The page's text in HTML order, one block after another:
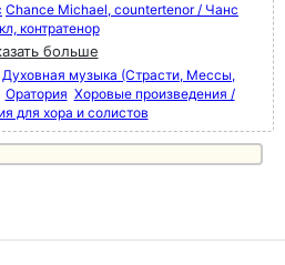
Chance Michael, countertenor / Чанс
контратенор
больше
Духовная музыка (Страсти, Мессы,
Оратория Хоровые произведения /
для хора и солистов